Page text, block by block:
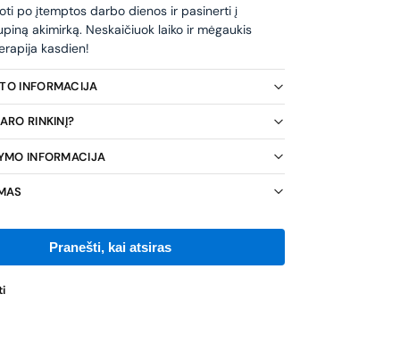
po įtemptos darbo dienos ir pasinerti į
akimirką. Neskaičiuok laiko ir mėgaukis
kasdien!
INFORMACIJA
RINKINĮ?
INFORMACIJA